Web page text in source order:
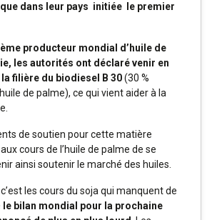
dans leur pays initiée le premier
producteur mondial d’huile de
les autorités ont déclaré venir en
filière du biodiesel B 30(30 %
de palme), ce qui vient aider à la
de soutien pour cette matière
cours de l’huile de palme de se
ainsi soutenir le marché des huiles.
les cours du soja qui manquent de
le bilan mondial pour la prochaine